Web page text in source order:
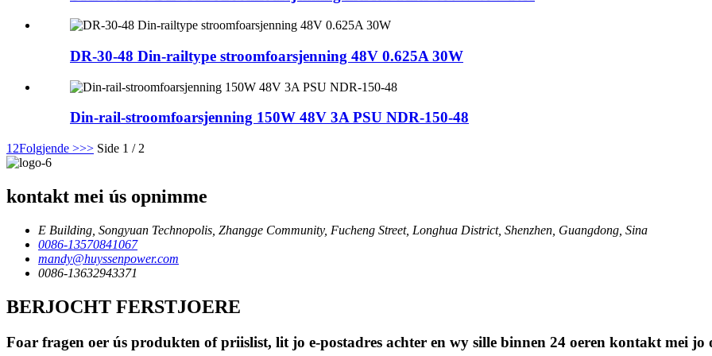
DR-30-48 Din-railtype stroomfoarsjenning 48V 0.625A 30W
Din-rail-stroomfoarsjenning 150W 48V 3A PSU NDR-150-48
1 2Folgjende >>> Side 1 / 2
kontakt mei ús opnimme
E Building, Songyuan Technopolis, Zhangge Community, Fucheng Street, Longhua District, Shenzhen, Guangdong, Sina
0086-13570841067
mandy@huyssenpower.com
0086-13632943371
BERJOCHT FERSTJOERE
Foar fragen oer ús produkten of priislist, lit jo e-postadres achter en wy sille binnen 24 oeren kontakt mei jo